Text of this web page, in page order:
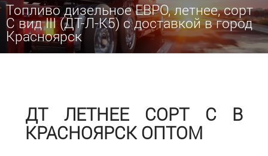
Топливо дизельное ЕВРО, летнее, сорт
С вид III (ДТ-Л-К5) с доставкой в город
Красноярск
ДТ ЛЕТНЕЕ СОРТ С В
КРАСНОЯРСК ОПТОМ